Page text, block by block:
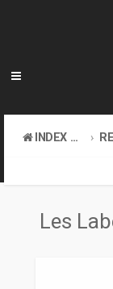
INDEX DU FORUM
Les